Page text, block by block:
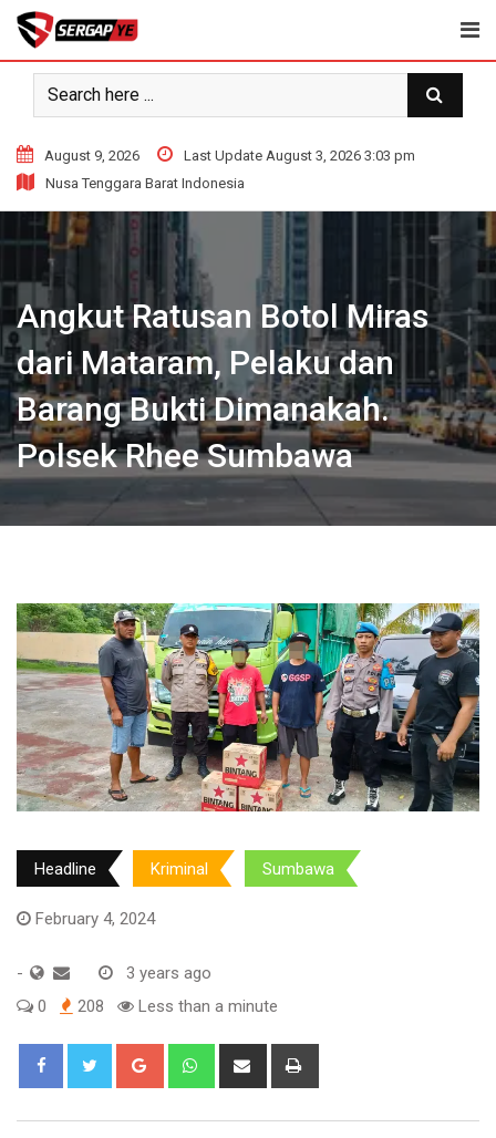
Skip
content
August 9, 2026
Last Update August 3, 2026 3:03 pm
Nusa Tenggara Barat Indonesia
Angkut Ratusan Botol Miras
dari Mataram, Pelaku dan
Barang Bukti Dimanakah.
Polsek Rhee Sumbawa
Headline Kriminal Sumbawa
February 4, 2024
-
3 years ago
0
208 Less than a minute
Google+ WhatsappShare